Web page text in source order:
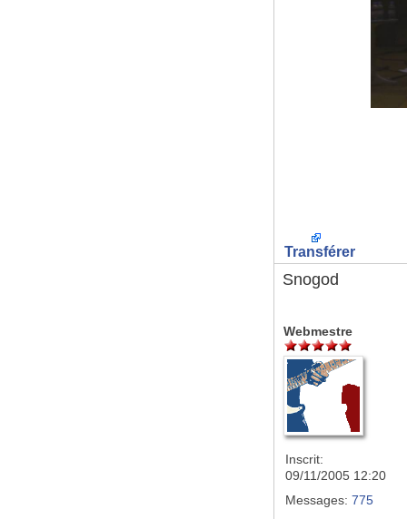
Transférer
Snogod
Webmestre
Inscrit:
09/11/2005 12:20
Messages: 775